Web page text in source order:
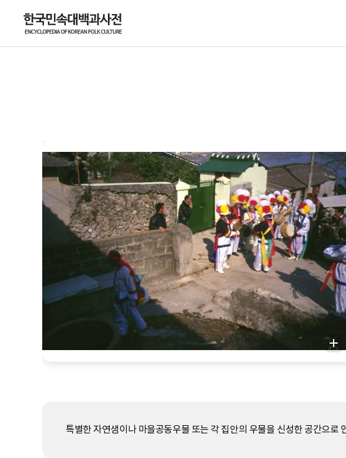
특별한 자연샘이나 마을공동우물 또는 각 집안의 우물을 신성한 공간으로